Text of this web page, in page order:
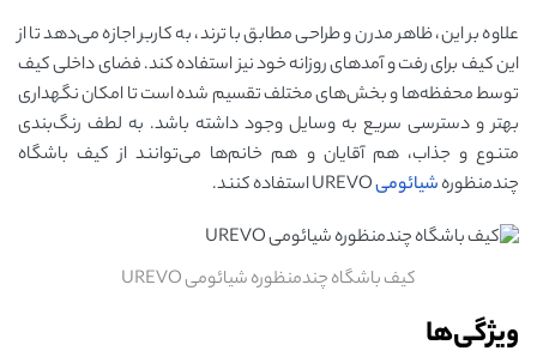
علاوه بر این، ظاهر مدرن و طراحی مطابق با ترند، به کاربر اجازه می‌دهد تا از
این کیف برای رفت و آمدهای روزانه خود نیز استفاده کند. فضای داخلی کیف
توسط محفظه‌ها و بخش‌های مختلف تقسیم شده است تا امکان نگهداری
بهتر و دسترسی سریع به وسایل وجود داشته باشد. به لطف رنگ‌بندی
متنوع و جذاب، هم آقایان و هم خانم‌ها می‌توانند از کیف باشگاه
چندمنظورهشیائومی
کیف باشگاه چندمنظوره شیائومی UREVO
ویژگی‌ها